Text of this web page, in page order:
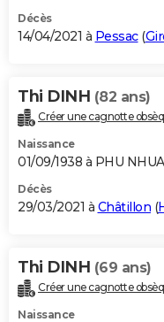
Décès
14/04/2021 à Pessac(
Thi DINH (82 ans)
Créer une cagnotte
Naissance
01/09/1938 à PHU
Décès
29/03/2021 à Châtillon (
Thi DINH (69 ans)
Créer une cagnotte
Naissance